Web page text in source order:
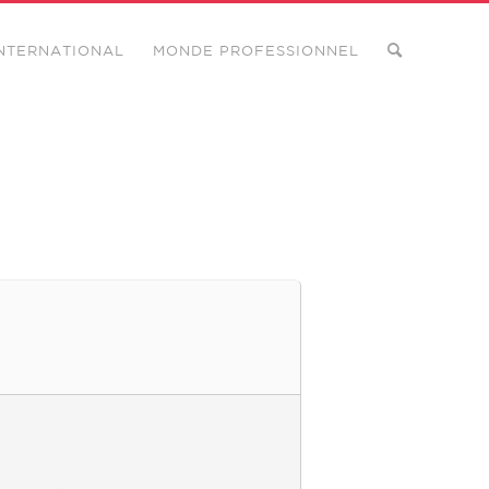
MONDE PROFESSIONNEL